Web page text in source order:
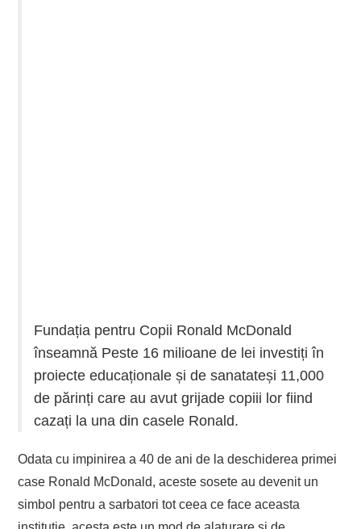
Fundația pentru Copii Ronald McDonald
înseamnă Peste 16 milioane de lei investiți în
proiecte educaționale și de sanatateși 11,000
de părinți care au avut grijade copiii lor fiind
cazați la una din casele Ronald.
Odata cu impinirea a 40 de ani de la deschiderea primei
case Ronald McDonald, aceste sosete au devenit un
simbol pentru a sarbatori tot ceea ce face aceasta